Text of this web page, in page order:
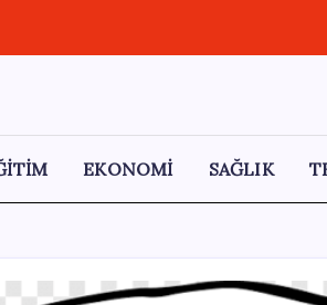
EKONOMİ SAĞLIK